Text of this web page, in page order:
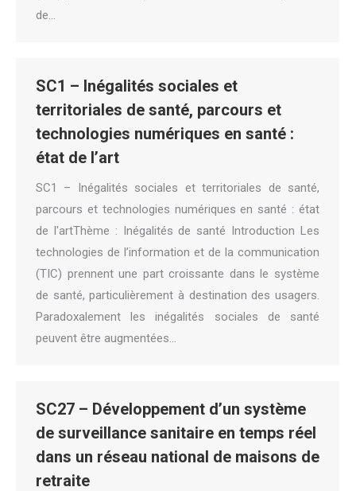
de…
SC1 – Inégalités sociales et
territoriales de santé, parcours et
technologies numériques en santé :
état de l’art
SC1 – Inégalités sociales et territoriales de santé,
parcours et technologies numériques en santé : état
de l'artThème : Inégalités de santé Introduction Les
technologies de l’information et de la communication
(TIC) prennent une part croissante dans le système
de santé, particulièrement à destination des usagers.
Paradoxalement les inégalités sociales de santé
peuvent être augmentées…
SC27 – Développement d’un système
de surveillance sanitaire en temps réel
dans un réseau national de maisons de
retraite